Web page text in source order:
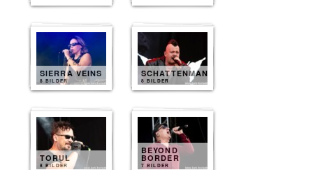
SIERRA VEINS
8 BILDER
SCHATTENMANN
8 BILDER
TORUL
8 BILDER
BEYOND
BORDER
7 BILDER